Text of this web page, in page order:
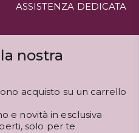
ASSISTENZA DEDICATA
nostra
acquisto su un carrello
e novità in esclusiva
solo per te